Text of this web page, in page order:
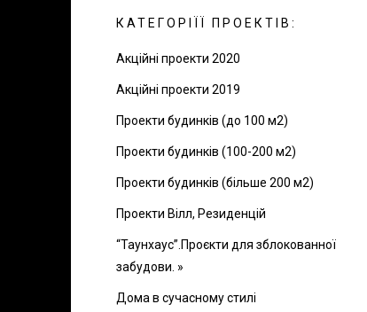
КАТЕГОРІЇЇ ПРОЕКТІВ:
Акційні проекти 2020
Акційні проекти 2019
Проекти будинків (до 100 м2)
Проекти будинків (100-200 м2)
Проекти будинків (більше 200 м2)
Проекти Вілл, Резиденцій
“Таунхаус”.Проєкти для зблокованної
забудови. »
Дома в сучасному стилі